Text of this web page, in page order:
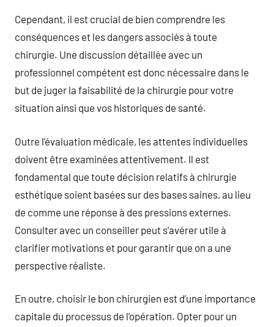
Cependant, il est crucial de bien comprendre les
conséquences et les dangers associés à toute
chirurgie. Une discussion détaillée avec un
professionnel compétent est donc nécessaire dans le
but de juger la faisabilité de la chirurgie pour votre
situation ainsi que vos historiques de santé.
Outre l’évaluation médicale, les attentes individuelles
doivent être examinées attentivement. Il est
fondamental que toute décision relatifs à chirurgie
esthétique soient basées sur des bases saines, au lieu
de comme une réponse à des pressions externes.
Consulter avec un conseiller peut s’avérer utile à
clarifier motivations et pour garantir que on a une
perspective réaliste.
En outre, choisir le bon chirurgien est d’une importance
capitale du processus de l’opération. Opter pour un